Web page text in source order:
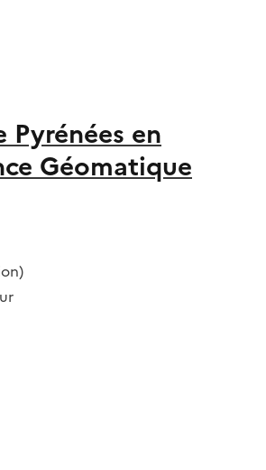
Pyrénées en
Géomatique